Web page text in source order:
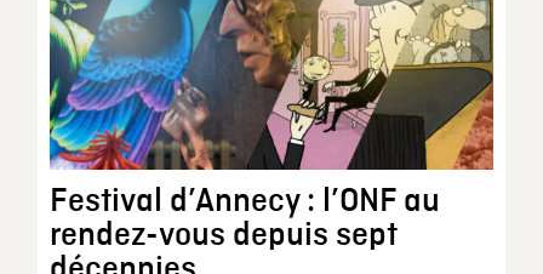
Festival d’Annecy : l’ONF au
rendez-vous depuis sept